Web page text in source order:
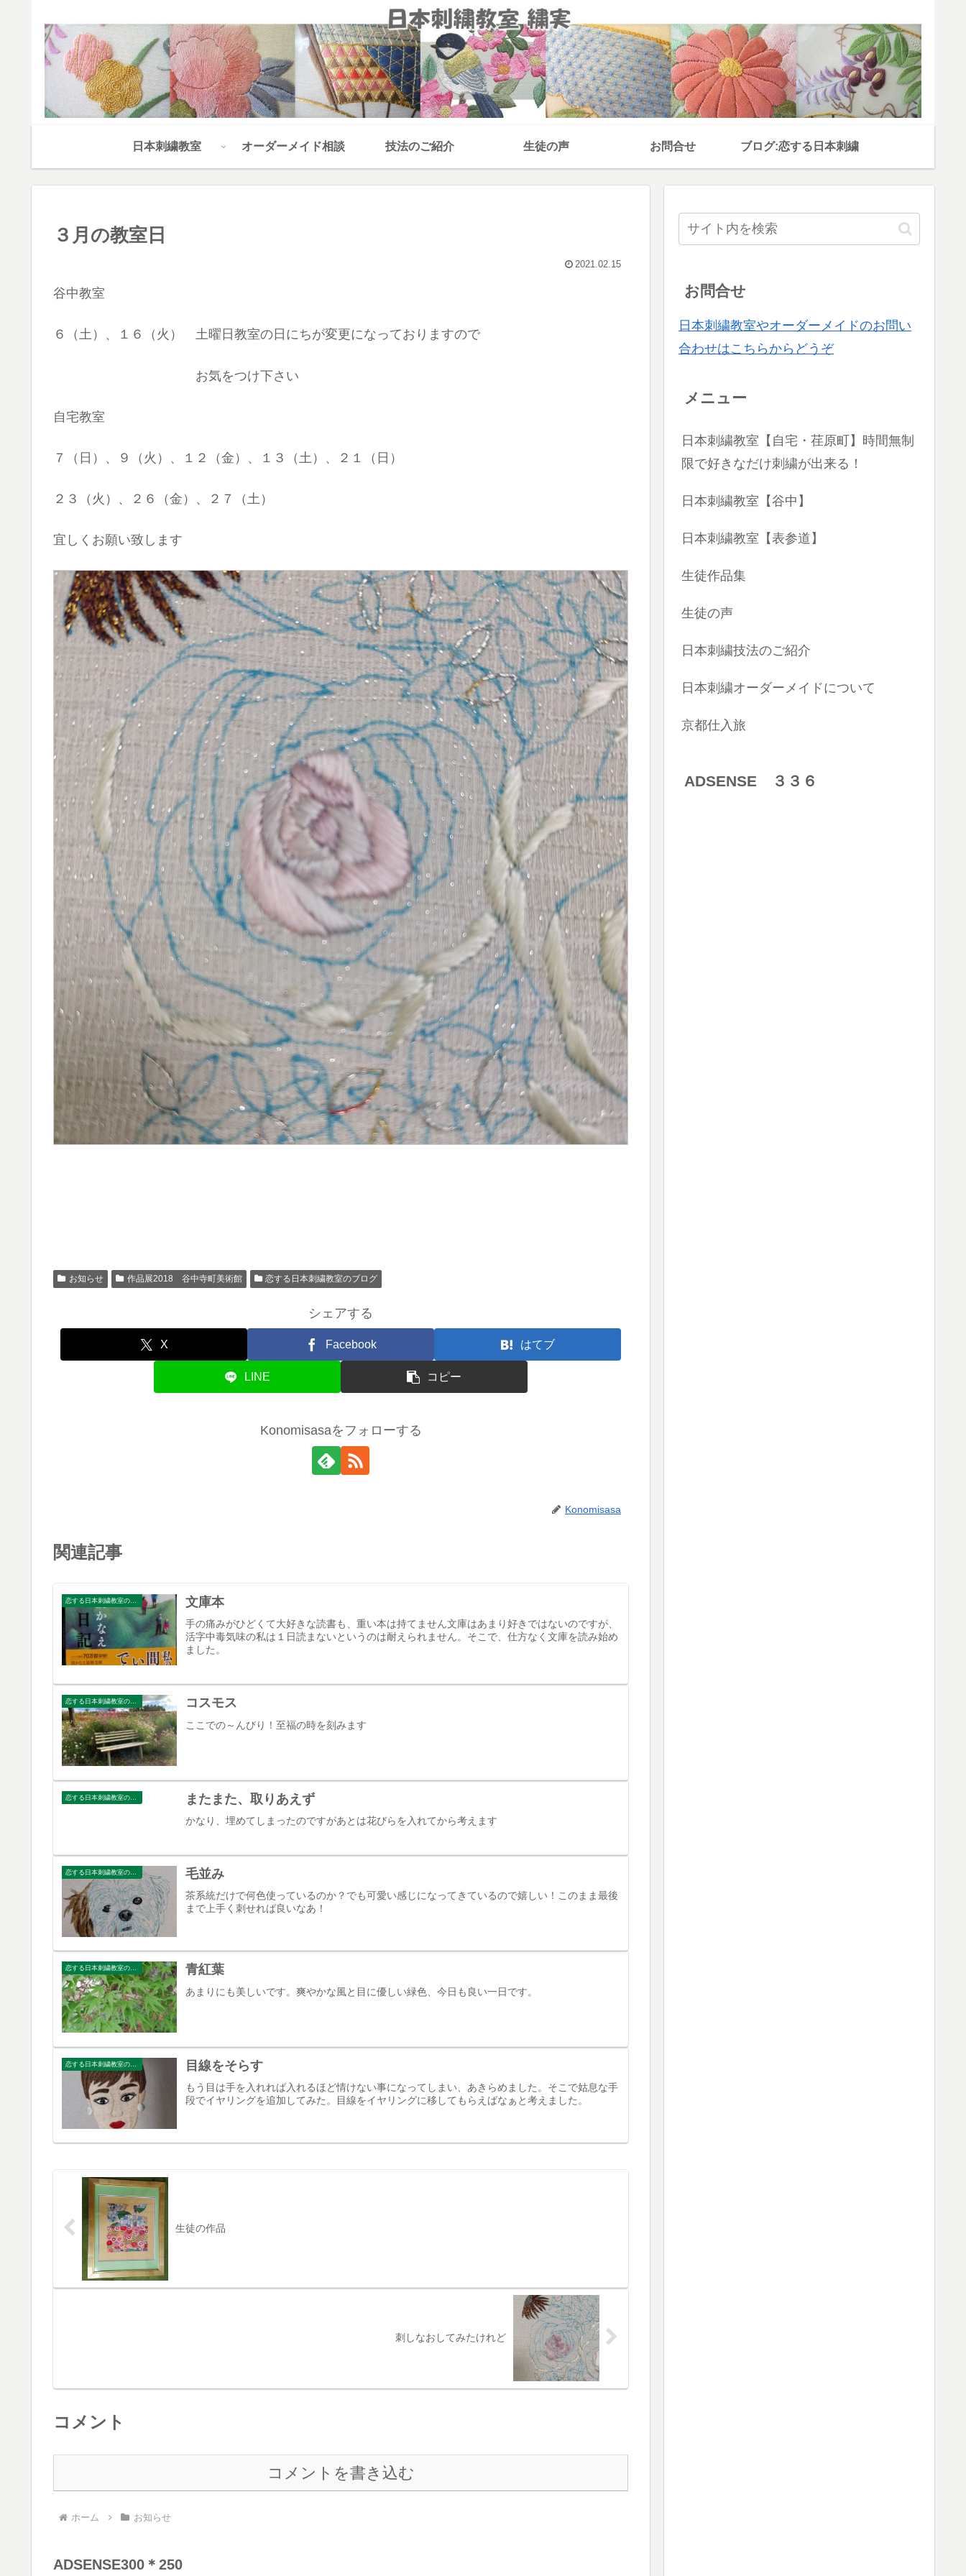
日本刺繍教室 オーダーメイド相談 技法のご紹介 生徒の声 お問合せ ブログ:恋する日本刺繍
３月の教室日
2021.02.15
谷中教室
６（土）、１６（火） 土曜日教室の日にちが変更になっておりますので
お気をつけ下さい
自宅教室
７（日）、９（火）、１２（金）、１３（土）、２１（日）
２３（火）、２６（金）、２７（土）
宜しくお願い致します
お知らせ 作品展2018 谷中寺町美術館 恋する日本刺繍教室のブログ
シェアする
X Facebook はてブ
LINE コピー
Konomisasaをフォローする
Konomisasa
関連記事
文庫本
手の痛みがひどくて大好きな読書も、重い本は持てません文庫はあまり好きではないのですが、
活字中毒気味の私は１日読まないというのは耐えられません。そこで、仕方なく文庫を読み始め
ました。
恋する日本刺繍教室のブログ コスモス
ここでの～んびり！至福の時を刻みます
またまた、取りあえず
かなり、埋めてしまったのですがあとは花びらを入れてから考えます
恋する日本刺繍教室のブログ 毛並み
茶系統だけで何色使っているのか？でも可愛い感じになってきているので嬉しい！このまま最後
まで上手く刺せれば良いなあ！
恋する日本刺繍教室のブログ 青紅葉
あまりにも美しいです。爽やかな風と目に優しい緑色、今日も良い一日です。
目線をそらす
もう目は手を入れれば入れるほど情けない事になってしまい、あきらめました。そこで姑息な手
段でイヤリングを追加してみた。目線をイヤリングに移してもらえばなぁと考えました。
生徒の作品
刺しなおしてみたけれど
コメント
コメントを書き込む
ホーム お知らせ
ADSENSE300＊250
お問合せ
日本刺繍教室やオーダーメイドのお問い
合わせはこちらからどうぞ
メニュー
日本刺繍教室【自宅・荏原町】時間無制
限で好きなだけ刺繍が出来る！
日本刺繍教室【谷中】
日本刺繍教室【表参道】
生徒作品集
生徒の声
日本刺繍技法のご紹介
日本刺繍オーダーメイドについて
京都仕入旅
ADSENSE ３３６